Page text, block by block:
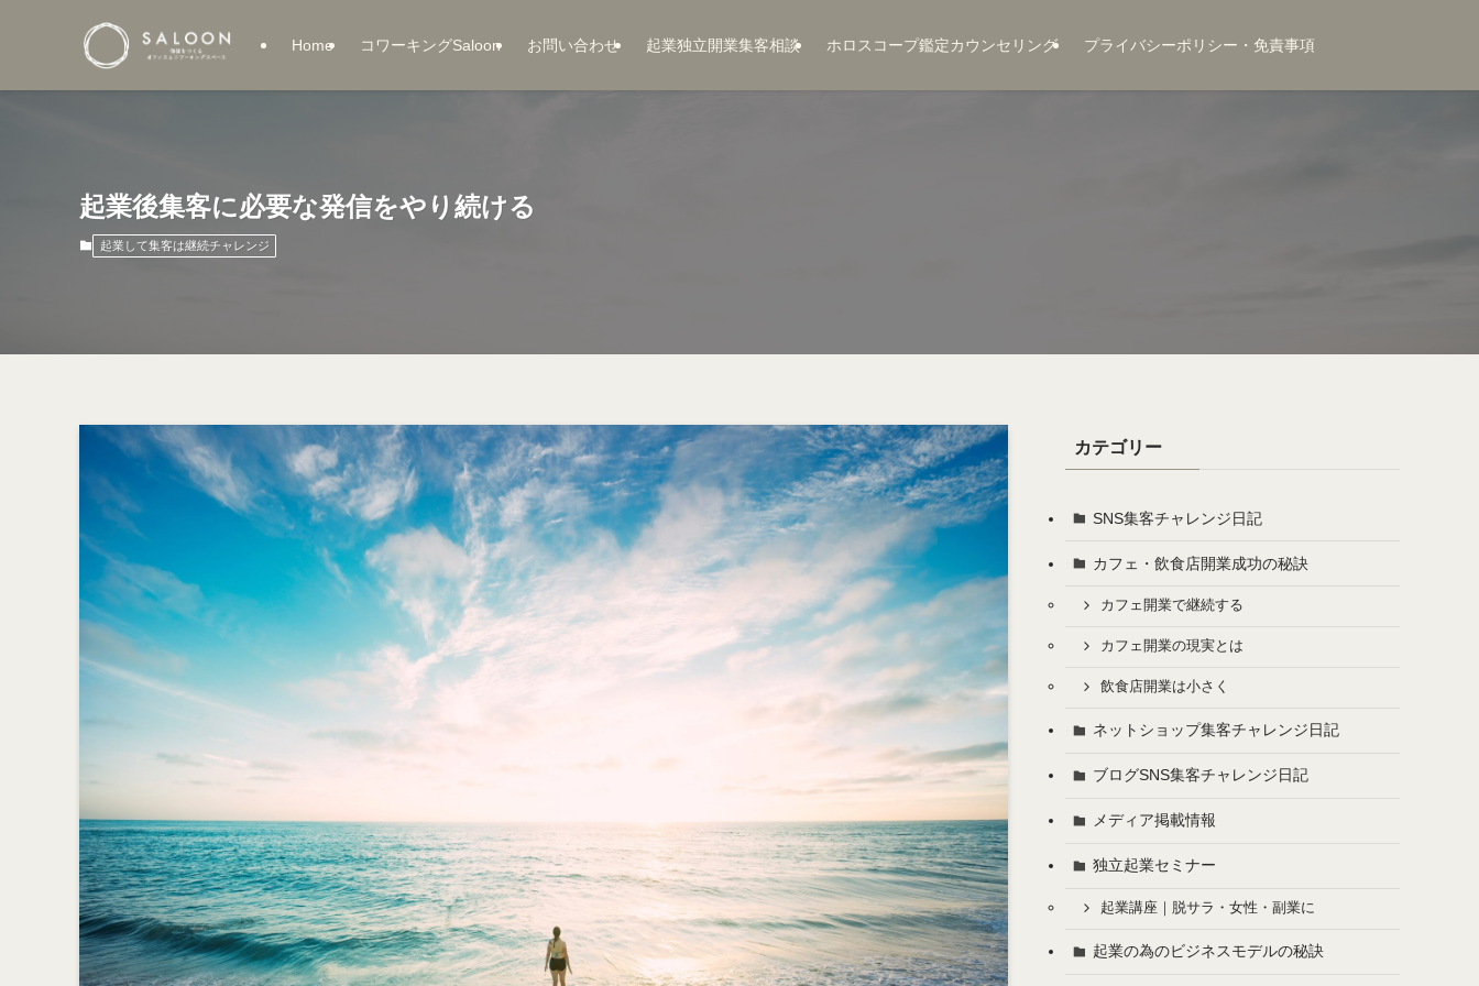
Home コワーキングSaloon お問い合わせ 起業独立開業集客相談 ホロスコープ鑑定カウンセリング プライバシーポリシー・免責事項
起業後集客に必要な発信をやり続ける
起業して集客は継続チャレンジ
カテゴリー
SNS集客チャレンジ日記
カフェ・飲食店開業成功の秘訣
カフェ開業で継続する
カフェ開業の現実とは
飲食店開業は小さく
ネットショップ集客チャレンジ日記
ブログSNS集客チャレンジ日記
メディア掲載情報
独立起業セミナー
起業講座｜脱サラ・女性・副業に
起業の為のビジネスモデルの秘訣